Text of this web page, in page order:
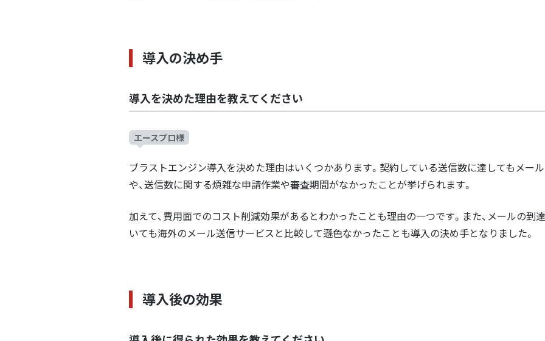
導入の決め手
導入を決めた理由を教えてください
エースプロ様
ブラストエンジン導入を決めた理由はいくつかあります。契約している送信数に達してもメー
や、送信数に関する煩雑な申請作業や審査期間がなかったことが挙げられます。
加えて、費用面でのコスト削減効果があるとわかったことも理由の一つです。また、メールの到
いても海外のメール送信サービスと比較して遜色なかったことも導入の決め手となりました。
導入後の効果